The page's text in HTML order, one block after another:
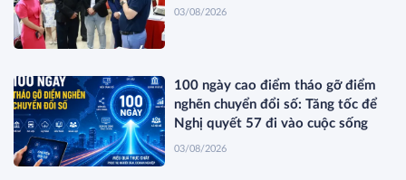
03/08/2026
100 ngày cao điểm tháo gỡ điểm
nghẽn chuyển đổi số: Tăng tốc để
Nghị quyết 57 đi vào cuộc sống
03/08/2026